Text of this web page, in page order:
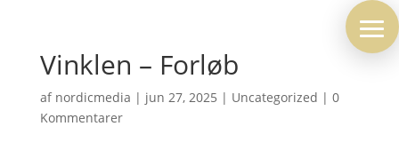
Vinklen – Forløb
af nordicmedia | jun 27, 2025 | Uncategorized | 0
Kommentarer